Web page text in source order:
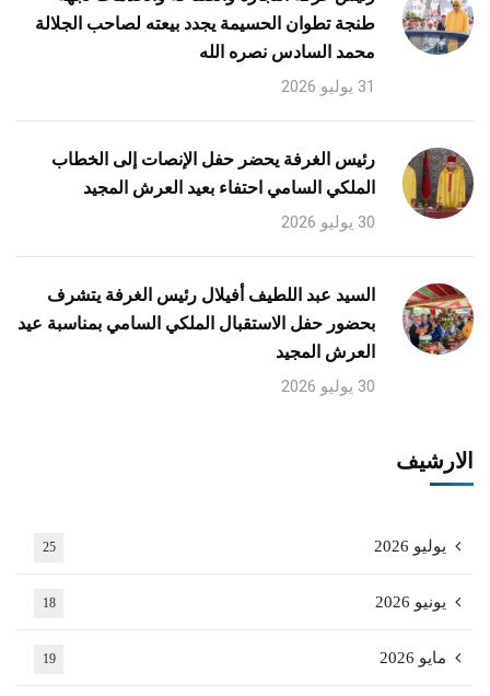
طنجة تطوان الحسيمة يجدد بيعته لصاحب الجلالة
محمد السادس نصره الله
31 يوليو 2026
رئيس الغرفة يحضر حفل الإنصات إلى الخطاب
الملكي السامي احتفاء بعيد العرش المجيد
30 يوليو 2026
السيد عبد اللطيف أفيلال رئيس الغرفة يتشرف
بحضور حفل الاستقبال الملكي السامي بمناسبة عيد
العرش المجيد
30 يوليو 2026
الارشيف
يوليو 2026 25
يونيو 2026 18
مايو 2026 19